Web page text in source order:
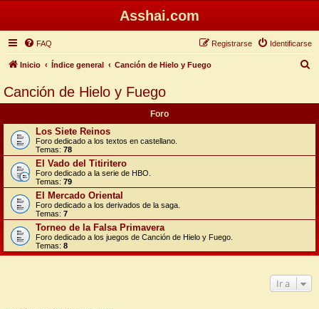
Asshai.com
FAQ Identificarse
Registrarse
Inicio Índice general Canción de Hielo y Fuego
Canción de Hielo y Fuego
Foro
Los Siete Reinos
Foro dedicado a los textos en castellano.
Temas: 78
El Vado del Titiritero
Foro dedicado a la serie de HBO.
Temas: 79
El Mercado Oriental
Foro dedicado a los derivados de la saga.
Temas: 7
Torneo de la Falsa Primavera
Foro dedicado a los juegos de Canción de Hielo y Fuego.
Temas: 8
Ir a